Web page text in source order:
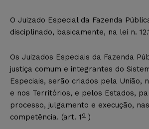
O Juizado Especial da Fazenda
disciplinado, basicamente, na lei n.
Os Juizados Especiais da Fazenda
justiça comum e integrantes do
Especiais, serão criados pela União,
e nos Territórios, e pelos Estados,
processo, julgamento e execução,
competência. (art. 1 o )